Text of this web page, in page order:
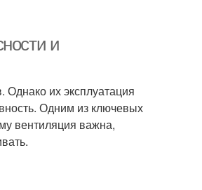
и
их эксплуатация
Одним из ключевых
вентиляция важна,